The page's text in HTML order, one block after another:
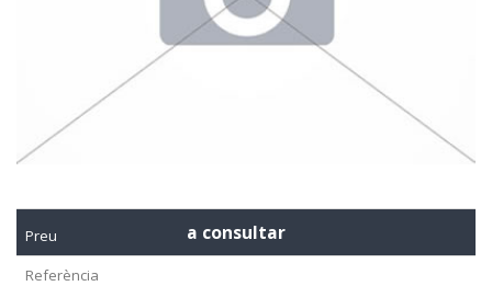
Preu a consultar
Referència